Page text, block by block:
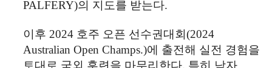
PALFERY)의 지도를 받는다.
이후 2024 호주 오픈 선수권대회 (2024
Australian Open Champs.)에 출전해 실전 경험을
토대로 국외 훈련을 마무리한다. 특히 남자